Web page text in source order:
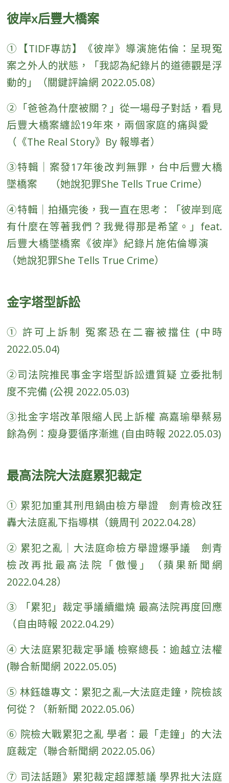
彼岸x后豐大橋案
① 【TIDF專訪】《彼岸》導演施佑倫：呈現冤
案之外人的狀態，「我認為紀錄片的道德觀是浮
動的」（關鍵評論網 2022.05.08）
② 「爸爸為什麼被關？」從一場母子對話，看見
后豐大橋案纏訟19年來，兩個家庭的痛與愛
（《The Real Story》By 報導者）
③特輯｜案發17年後改判無罪，台中后豐大橋
墜橋案 （她說犯罪She Tells True Crime）
④特輯｜拍攝完後，我一直在思考：「彼岸到底
有什麼在等著我們？我覺得那是希望。」feat.
后豐大橋墜橋案《彼岸》紀錄片施佑倫導演
（她說犯罪She Tells True Crime）
金字塔型訴訟
①許可上訴制 冤案恐在二審被擋住 (中時
2022.05.04)
②司法院推民事金字塔型訴訟遭質疑 立委批制
度不完備 (公視 2022.05.03)
③批金字塔改革限縮人民上訴權 高嘉瑜舉蔡易
餘為例：瘦身要循序漸進 (自由時報 2022.05.03)
最高法院大法庭累犯裁定
① 累犯加重其刑甩鍋由檢方舉證 劍青檢改狂
轟大法庭亂下指導棋（鏡周刊 2022.04.28）
② 累犯之亂｜大法庭命檢方舉證爆爭議 劍青
檢改再批最高法院「傲慢」（蘋果新聞網
2022.04.28）
③
「累犯」裁定爭議續繼燒 最高法院再度回應
（自由時報 2022.04.29）
④ 大法庭累犯裁定爭議 檢察總長：逾越立法權
(聯合新聞網 2022.05.05)
⑤ 林鈺雄專文：累犯之亂─大法庭走鐘，院檢該
何從？（新新聞 2022.05.06）
⑥ 院檢大戰累犯之亂 學者：最「走鐘」的大法
庭裁定（聯合新聞網 2022.05.06）
⑦ 司法話題》累犯裁定超譯惹議 學界批大法庭